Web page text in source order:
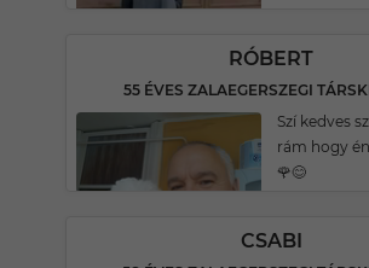
RÓBERT
55 ÉVES ZALAEGERSZEGI
Szí kedves
rám hogy
🌹😊
CSABI